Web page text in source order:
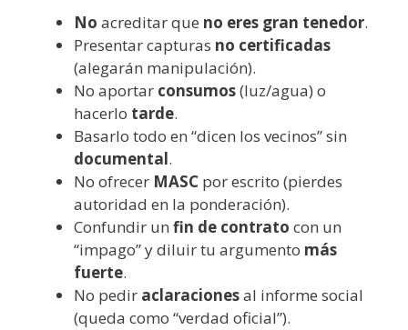
No acreditar que no eres gran tenedor.
Presentar capturas no certificadas
(alegarán manipulación).
No aportar consumos(luz/agua) o
hacerlo tarde.
Basarlo todo en “dicen los vecinos” sin
documental.
No ofrecer MASC por escrito (pierdes
autoridad en la ponderación).
Confundir un fin de contrato con un
“impago” y diluir tu argumento más
fuerte.
No pedir aclaracionesal informe social
(queda como “verdad oficial”).